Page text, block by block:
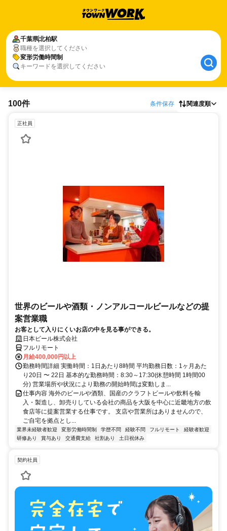
千葉県北柏駅
職種を選択してください
変形労働時間制
キーワードを選択してください
100件 条件保存 関連度順
正社員
世界のビールや酒類・ノンアルコールビールなどの提
案営業職
お客として入りにくいお店の中を見る事ができる。
日本ビール株式会社
フルリモート
月給400,000円以上
勤務時間詳細 実働時間：1日あたり8時間 平均勤務日数：1ヶ月あた
り20日 〜 22日 基本的な勤務時間：8:30～17:30(休憩時間 1時間00
分) 営業場所や状況により勤務の開始時間は変動しま...
仕事内容 海外のビールや酒類、国産のクラフトビールや飲料を輸
入・製造し、卸売りしている会社の商品を大阪を中心に近畿地方の飲
食店等に提案営業する仕事です。 支店や営業所はありませんので、
ご自宅を拠点とし...
業界未経験者歓迎 変形労働時間制 学歴不問 経験不問 フルリモート
経験者歓迎
研修あり
賞与あり 交通費支給 社割あり 土日祝休み
契約社員